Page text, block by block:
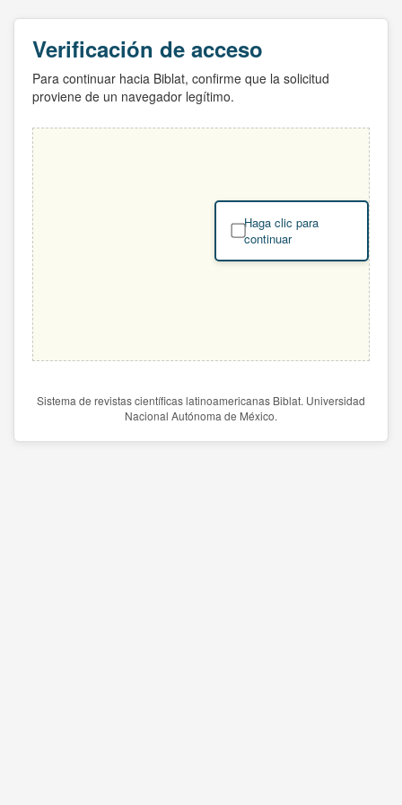
Verificación de acceso
Para continuar hacia Biblat, confirme que la solicitud
proviene de un navegador legítimo.
Haga clic para
continuar
Sistema de revistas científicas latinoamericanas Biblat. Universidad
Nacional Autónoma de México.